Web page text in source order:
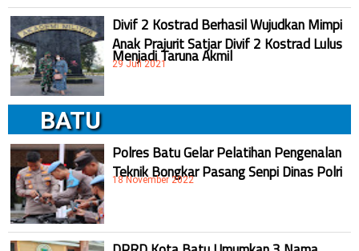
Divif 2 Kostrad Berhasil Wujudkan Mimpi
Anak Prajurit Satjar Divif 2 Kostrad Lulus
Menjadi Taruna Akmil
29 Juli 2021
BATU
Polres Batu Gelar Pelatihan Pengenalan
Teknik Bongkar Pasang Senpi Dinas Polri
18 November 2022